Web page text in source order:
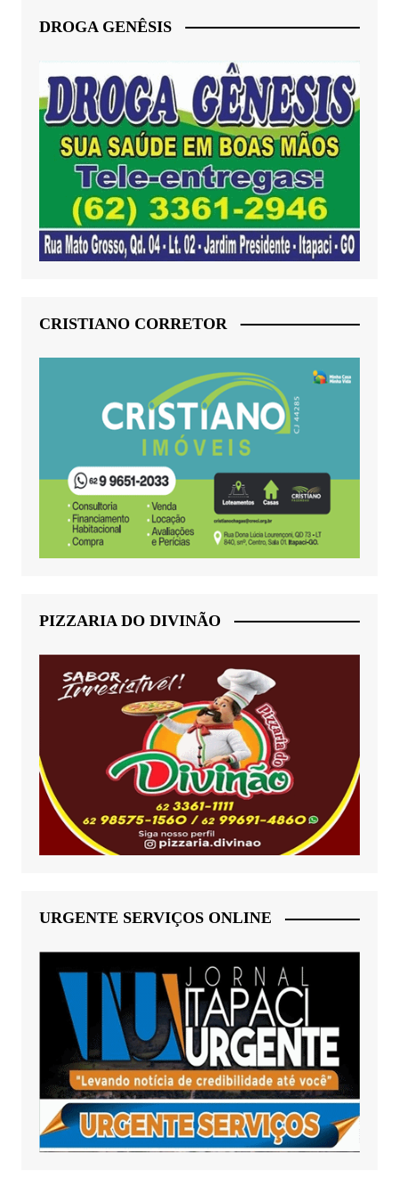
DROGA GENÊSIS
CRISTIANO CORRETOR
PIZZARIA DO DIVINÃO
URGENTE SERVIÇOS ONLINE